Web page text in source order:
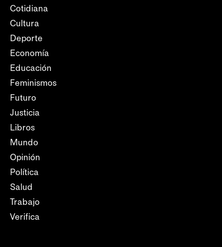
Cotidiana
Cultura
Deporte
Economía
Educación
Feminismos
Futuro
Justicia
Libros
Mundo
Opinión
Política
Salud
Trabajo
Verifica